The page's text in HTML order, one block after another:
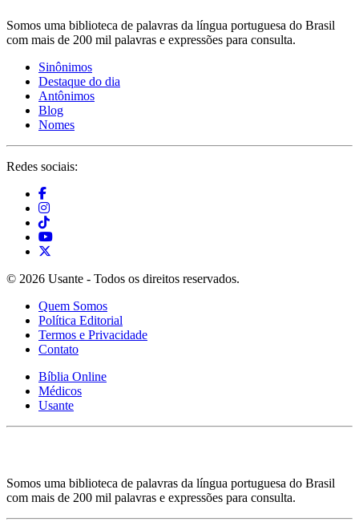
Somos uma biblioteca de palavras da língua portuguesa do Brasil
com mais de 200 mil palavras e expressões para consulta.
Sinônimos
Destaque do dia
Antônimos
Blog
Nomes
Redes sociais:
© 2026 Usante - Todos os direitos reservados.
Quem Somos
Política Editorial
Termos e Privacidade
Contato
Bíblia Online
Médicos
Usante
Somos uma biblioteca de palavras da língua portuguesa do Brasil
com mais de 200 mil palavras e expressões para consulta.